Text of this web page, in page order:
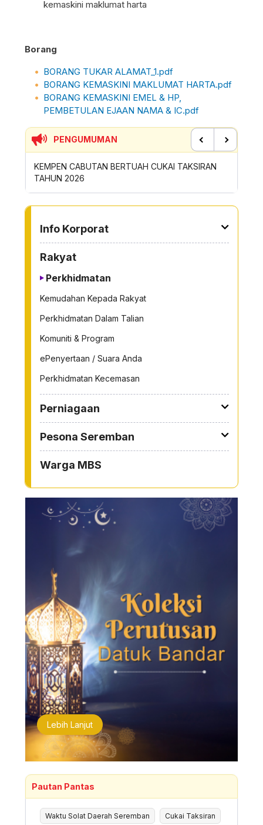
kemaskini maklumat harta
Borang
BORANG TUKAR ALAMAT_1.pdf
BORANG KEMASKINI MAKLUMAT HARTA.pdf
BORANG KEMASKINI EMEL & HP,
PEMBETULAN EJAAN NAMA & IC.pdf
PENGUMUMAN
KEMPEN CABUTAN BERTUAH CUKAI TAKSIRAN
TAHUN 2026
Info Korporat
Rakyat
Perkhidmatan
Kemudahan Kepada Rakyat
Perkhidmatan Dalam Talian
Komuniti & Program
ePenyertaan / Suara Anda
Perkhidmatan Kecemasan
Perniagaan
Pesona Seremban
Warga MBS
Lebih Lanjut
Pautan Pantas
Waktu Solat Daerah Seremban Cukai Taksiran